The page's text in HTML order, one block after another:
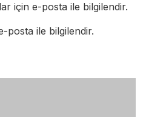
için e-posta ile bilgilendir.
posta ile bilgilendir.